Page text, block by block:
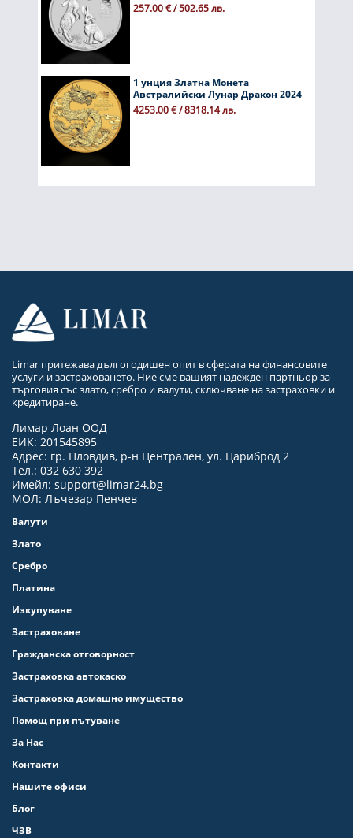
257.00 € / 502.65 лв.
1 унция Златна Монета
Австралийски Лунар Дракон 2024
4253.00 € / 8318.14 лв.
Limar притежава дългогодишен опит в сферата на финансовите
услуги и застраховането. Ние сме вашият надежден партньор за
търговия със злато, сребро и валути, сключване на застраховки и
кредитиране.
Лимар Лоан ООД
ЕИК: 201545895
Адрес: гр. Пловдив, р-н Централен, ул. Цариброд 2
Тел.: 032 630 392
Имейл: support@limar24.bg
МОЛ: Лъчезар Пенчев
Валути
Злато
Сребро
Платина
Изкупуване
Застраховане
Гражданска отговорност
Застраховка автокаско
Застраховка домашно имущество
Помощ при пътуване
За Нас
Контакти
Нашите офиси
Блог
ЧЗВ